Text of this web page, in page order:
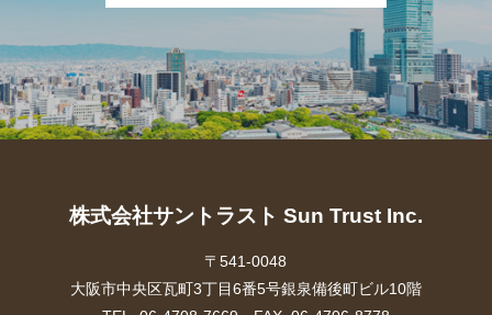
株式会社サントラスト Sun Trust Inc.
〒541-0048
大阪市中央区瓦町3丁目6番5号銀泉備後町ビル10階